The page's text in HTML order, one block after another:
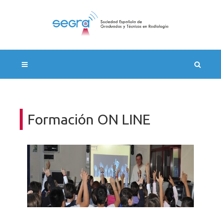
Formación ON LINE